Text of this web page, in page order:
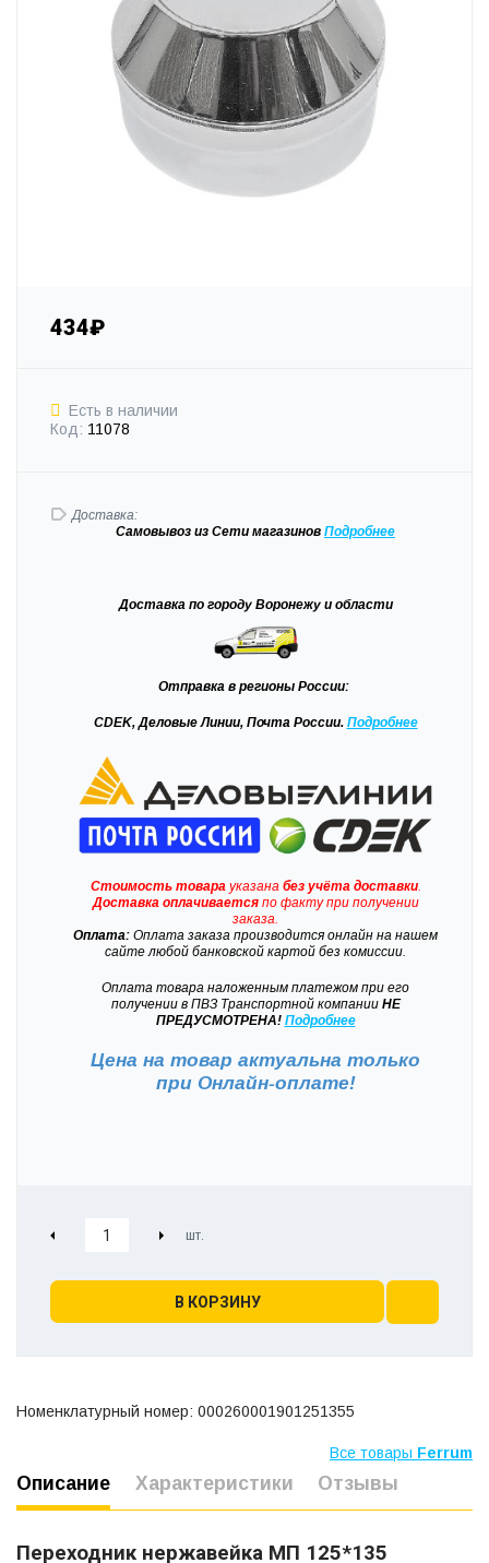
434₽
Есть в наличии
Код: 11078
Доставка:
Самовывоз из Сети магазинов Подробнее
Доставка по городу Воронежу и области
Отправка в регионы России:
CDEK, Деловые Линии, Почта России. Подробнее
Стоимость товарауказана без учёта доставки.
Доставкаоплачиваетсяпо факту при получении
заказа.
Оплата: Оплата заказа производится онлайн на нашем
сайте любой банковской картой без комиссии.
Оплата товара наложенным платежом при его
получении в ПВЗ Транспортной компанииНЕ
ПРЕДУСМОТРЕНА! Подробнее
Цена на товар актуальна только
при Онлайн-оплате!
В КОРЗИНУ
Номенклатурный номер: 000260001901251355
Все товары Ferrum
Описание Характеристики Отзывы
Переходник нержавейка МП 125*135